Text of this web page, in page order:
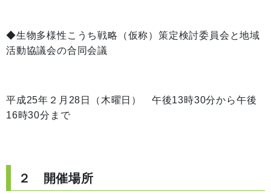
◆生物多様性こうち戦略（仮称）策定検討委員会と地域
活動協議会の合同会議
平成25年２月28日（木曜日） 午後13時30分から午後
16時30分まで
２ 開催場所